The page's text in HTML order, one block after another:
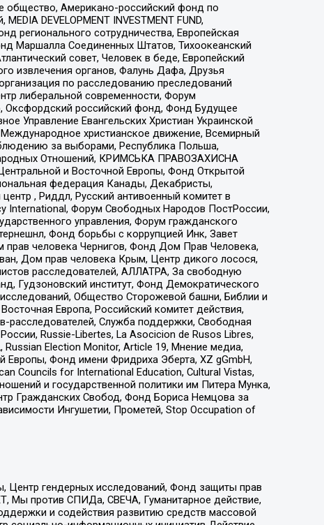
Американо-российский фонд по
DEVELOPMENT INVESTMENT FUND,
регионального сотрудничества, Европейская
Маршалла Соединенных Штатов, Тихоокеанский
совет, Человек в беде, Европейский
извлечения органов, Фалунь Дафа, Друзья
по расследованию преследований
либеральной современности, Форум
Оксфордский российский фонд, Фонд Будущее
Управление Евангельских Христиан Украинской
христианское движение, Всемирный
за выборами, Республика Польша,
Отношений, КРИМСЬКА ПРАВОЗАХИСНА
и Восточной Европы, Фонд Открытой
федерация Канады, Декабристы,
, Риддл, Русский антивоенный комитет в
International, Форум Свободных Народов ПостРоссии,
управления, Форум гражданского
Фонд борьбы с коррупцией Инк, Завет
прав человека Чернигов, Фонд Дом Прав Человека,
Дом прав человека Крым, Центр дикого лосося,
расследователей, АЛЛАТРА, За свободную
Гудзоновский институт, Фонд Демократического
Общество Сторожевой башни, Библии и
Европа, Российский комитет действия,
расследователей, Служба поддержки, Свободная
Russie-Libertes, La Asocicion de Rusos Libres,
Election Monitor, Article 19, Мнение медиа,
Европы, Фонд имени Фридриха Эберта, XZ gGmbH,
Councils for International Education, Cultural Vistas,
и государственной политики им Питера Мунка,
Гражданских Свобод, Фонд Бориса Немцова за
Ингушетии, Прометей, Stop Occupation of
Центр гендерных исследований, Фонд защиты прав
Мы против СПИДа, СВЕЧА, Гуманитарное действие,
и содействия развитию средств массовой